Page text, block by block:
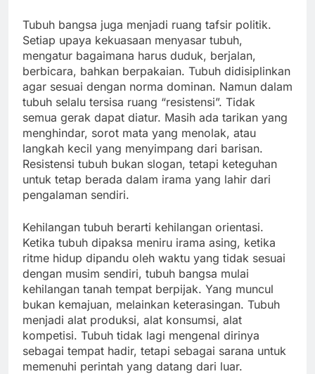
Tubuh bangsa juga menjadi ruang tafsir politik.
Setiap upaya kekuasaan menyasar tubuh,
mengatur bagaimana harus duduk, berjalan,
berbicara, bahkan berpakaian. Tubuh didisiplinkan
agar sesuai dengan norma dominan. Namun dalam
tubuh selalu tersisa ruang “resistensi”. Tidak
semua gerak dapat diatur. Masih ada tarikan yang
menghindar, sorot mata yang menolak, atau
langkah kecil yang menyimpang dari barisan.
Resistensi tubuh bukan slogan, tetapi keteguhan
untuk tetap berada dalam irama yang lahir dari
pengalaman sendiri.
Kehilangan tubuh berarti kehilangan orientasi.
Ketika tubuh dipaksa meniru irama asing, ketika
ritme hidup dipandu oleh waktu yang tidak sesuai
dengan musim sendiri, tubuh bangsa mulai
kehilangan tanah tempat berpijak. Yang muncul
bukan kemajuan, melainkan keterasingan. Tubuh
menjadi alat produksi, alat konsumsi, alat
kompetisi. Tubuh tidak lagi mengenal dirinya
sebagai tempat hadir, tetapi sebagai sarana untuk
memenuhi perintah yang datang dari luar.